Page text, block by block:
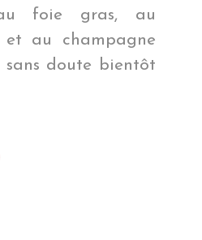
foie gras, au
et au champagne
sans doute bientôt